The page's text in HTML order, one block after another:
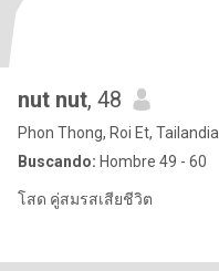
nut nut, 48
Phon Thong, Roi Et, Tailandia
Buscando: Hombre 49 - 60
โสด คู่สมรสเสียชีวิต